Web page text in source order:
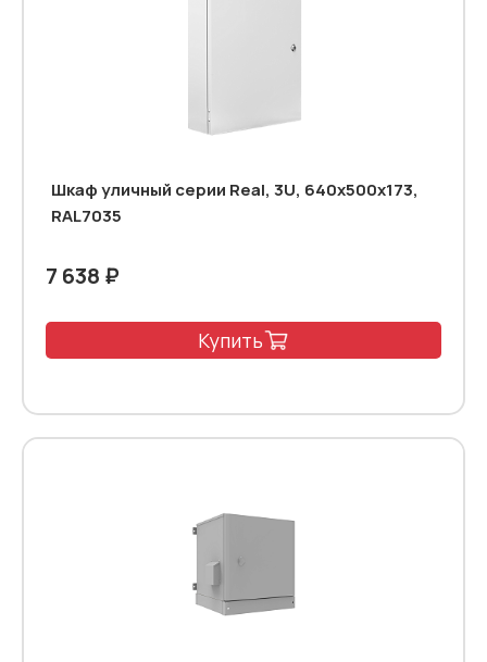
Шкаф уличный серии Real, 3U, 640х500х173,
RAL7035
7 638 ₽
Купить